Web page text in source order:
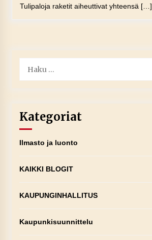
Tulipaloja raketit aiheuttivat yhteensä […]
Kategoriat
Ilmasto ja luonto
KAIKKI BLOGIT
KAUPUNGINHALLITUS
Kaupunkisuunnittelu